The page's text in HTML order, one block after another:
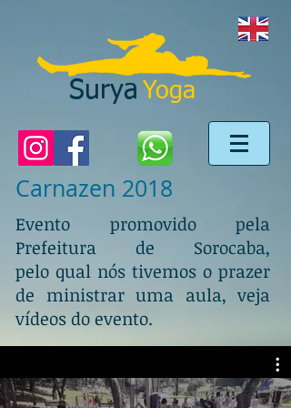
SuryaYoga
Carnazen 2018
Evento promovido pela
Prefeitura de Sorocaba,
pelo qual nós tivemos o prazer
de ministrar uma aula, veja
vídeos do evento.